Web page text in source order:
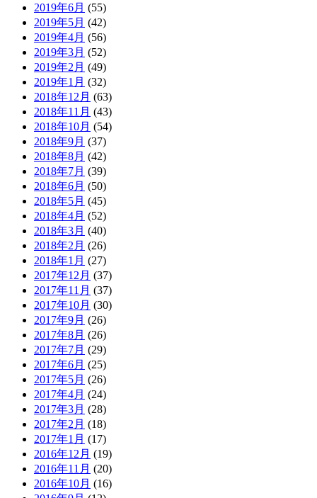
2019年6月 (55)
2019年5月 (42)
2019年4月 (56)
2019年3月 (52)
2019年2月 (49)
2019年1月 (32)
2018年12月 (63)
2018年11月 (43)
2018年10月 (54)
2018年9月 (37)
2018年8月 (42)
2018年7月 (39)
2018年6月 (50)
2018年5月 (45)
2018年4月 (52)
2018年3月 (40)
2018年2月 (26)
2018年1月 (27)
2017年12月 (37)
2017年11月 (37)
2017年10月 (30)
2017年9月 (26)
2017年8月 (26)
2017年7月 (29)
2017年6月 (25)
2017年5月 (26)
2017年4月 (24)
2017年3月 (28)
2017年2月 (18)
2017年1月 (17)
2016年12月 (19)
2016年11月 (20)
2016年10月 (16)